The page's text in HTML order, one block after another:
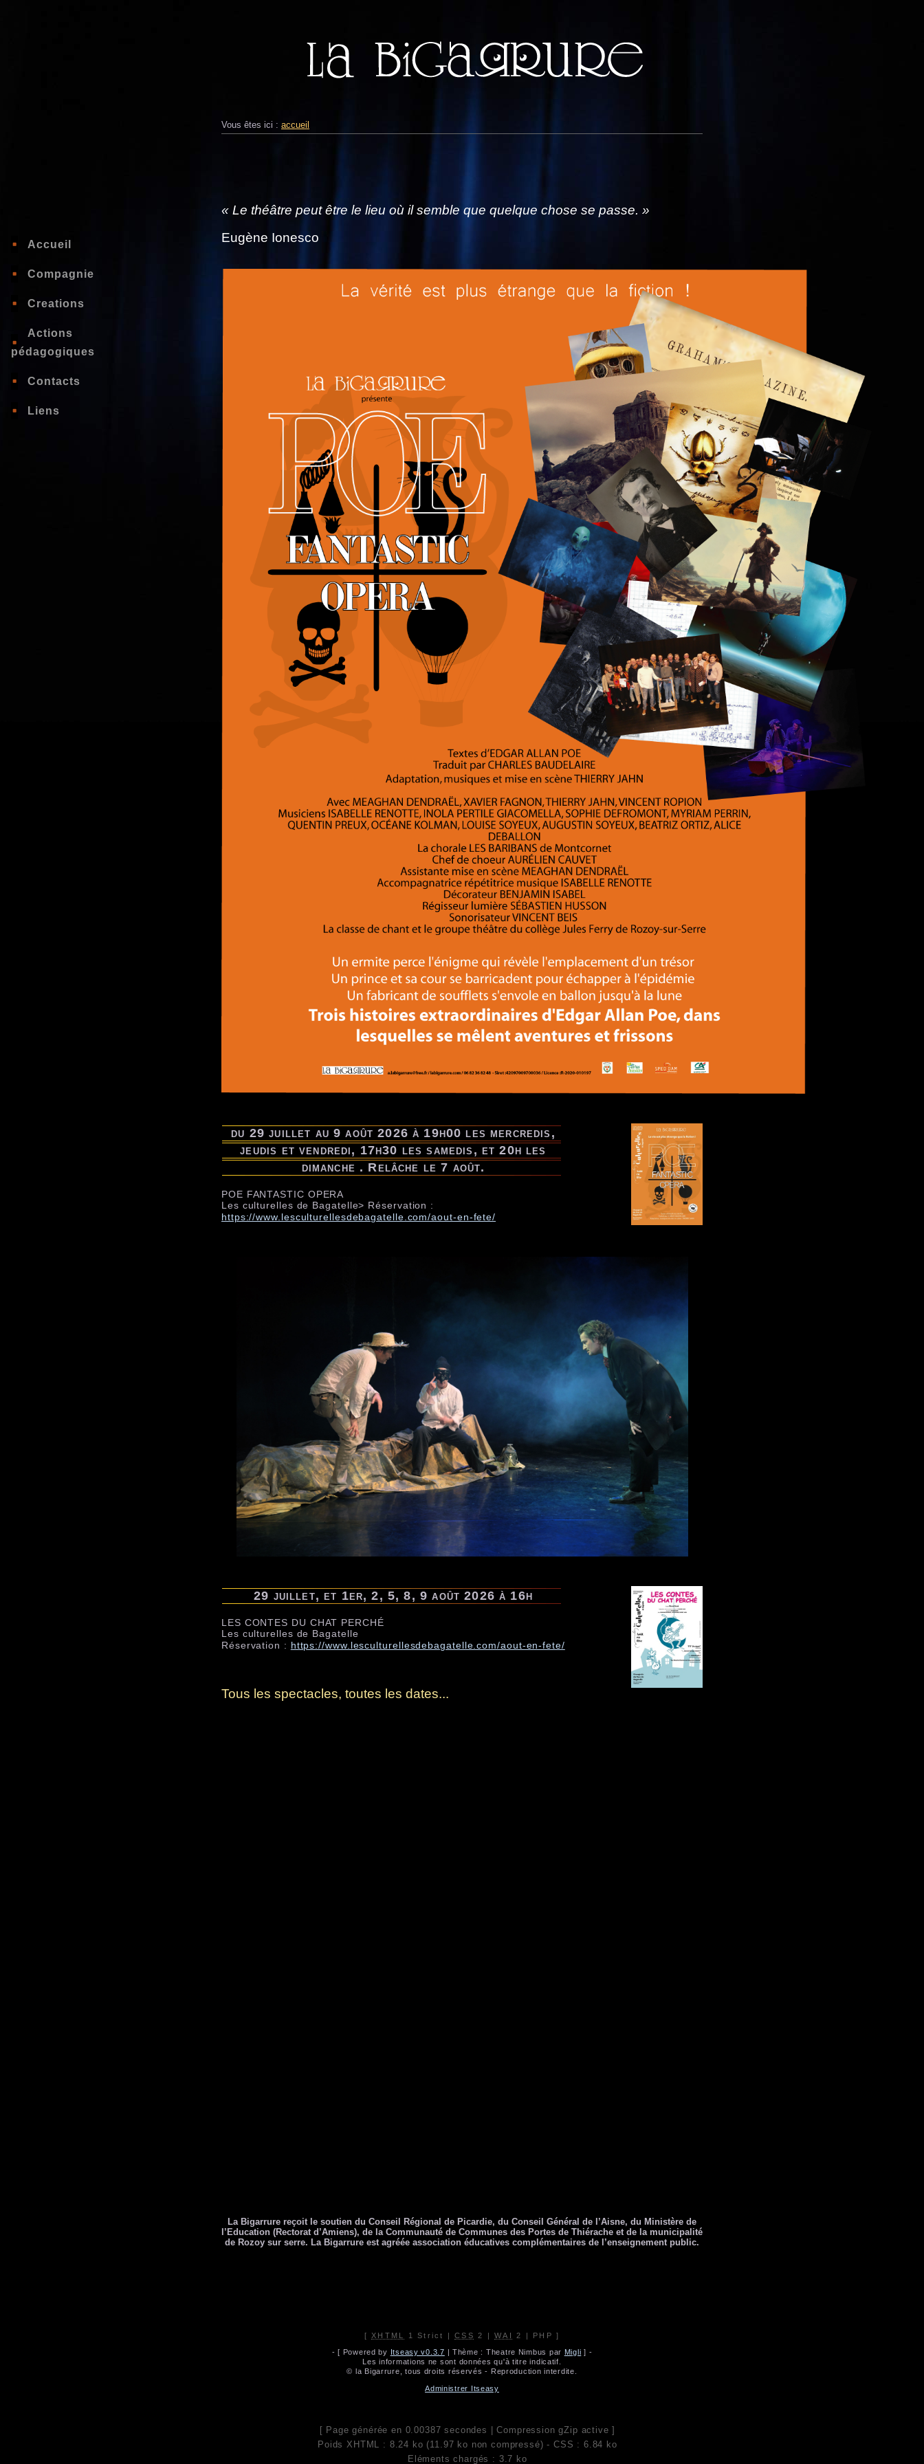
Accueil
Compagnie
Creations
Actions
pédagogiques
Contacts
Liens
Vous êtes ici : accueil
« Le théâtre peut être le lieu où il semble que quelque chose se passe. »
Eugène Ionesco
du 29 juillet au 9 août 2026 à 19h00 les mercredis,
jeudis et vendredi, 17h30 les samedis, et 20h les
dimanche . Relâche le 7 août.
POE FANTASTIC OPERA
Les culturelles de Bagatelle> Réservation :
https://www.lesculturellesdebagatelle.com/aout-en-fete/
29 juillet, et 1er, 2, 5, 8, 9 août 2026 à 16h
LES CONTES DU CHAT PERCHÉ
Les culturelles de Bagatelle
Réservation : https://www.lesculturellesdebagatelle.com/aout-en-fete/
Tous les spectacles, toutes les dates...
La Bigarrure reçoit le soutien du Conseil Régional de Picardie, du Conseil Général de l’Aisne, du Ministère de
l’Education (Rectorat d’Amiens), de la Communauté de Communes des Portes de Thiérache et de la municipalité
de Rozoy sur serre. La Bigarrure est agréée association éducatives complémentaires de l’enseignement public.
[ XHTML 1 Strict |CSS 2 |WAI 2 | PHP ]
- [ Powered by Itseasy v0.3.7 | Thème : Theatre Nimbus par Migli ] -
Les informations ne sont données qu'à titre indicatif.
© la Bigarrure, tous droits réservés - Reproduction interdite.
Administrer Itseasy
[ Page générée en 0.00387 secondes | Compression gZip active ]
Poids XHTML : 8.24 ko (11.97 ko non compressé) - CSS : 6.84 ko
Eléments chargés : 3.7 ko